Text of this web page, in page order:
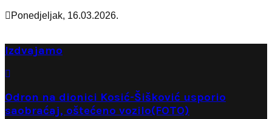
Ponedjeljak, 16.03.2026.
Izdvajamo
Odron na dionici Kosić-Šišković usporio
saobraćaj, oštećeno vozilo(FOTO)